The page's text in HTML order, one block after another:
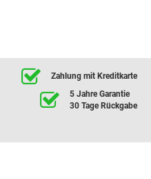
Zahlung mit Kreditkarte
5 Jahre Garantie
30 Tage Rückgabe